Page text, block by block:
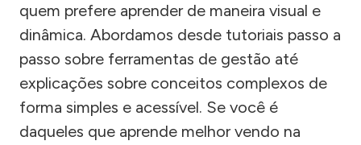
quem prefere aprender de maneira visual e
dinâmica. Abordamos desde tutoriais passo a
passo sobre ferramentas de gestão até
explicações sobre conceitos complexos de
forma simples e acessível. Se você é
daqueles que aprende melhor vendo na